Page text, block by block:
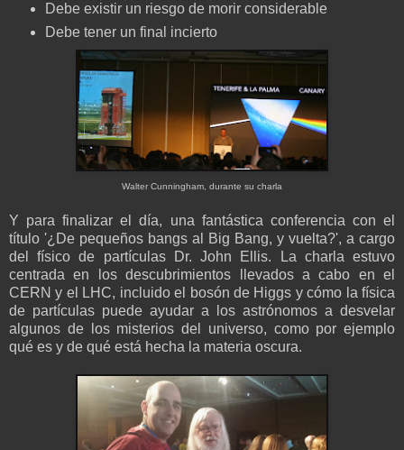
Debe existir un riesgo de morir considerable
Debe tener un final incierto
Walter Cunningham, durante su charla
Y para finalizar el día, una fantástica conferencia con el
título '¿De pequeños bangs al Big Bang, y vuelta?', a cargo
del físico de partículas Dr. John Ellis. La charla estuvo
centrada en los descubrimientos llevados a cabo en el
CERN y el LHC, incluido el bosón de Higgs y cómo la física
de partículas puede ayudar a los astrónomos a desvelar
algunos de los misterios del universo, como por ejemplo
qué es y de qué está hecha la materia oscura.